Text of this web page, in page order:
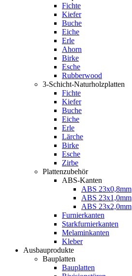
Fichte
Kiefer
Buche
Eiche
Erle
Ahorn
Birke
Esche
Rubberwood
3-Schicht-Naturholzplatten
Fichte
Kiefer
Buche
Eiche
Erle
Lärche
Birke
Esche
Zirbe
Plattenzubehör
ABS-Kanten
ABS 23x0,8mm
ABS 23x1,0mm
ABS 23x2,0mm
Furnierkanten
Starkfurnierkanten
Melaminkanten
Kleber
Ausbauprodukte
Bauplatten
Bauplatten